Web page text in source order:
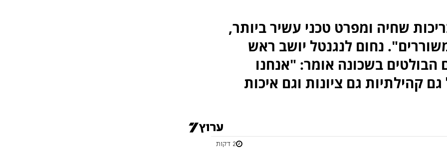
שחיה ומפרט טכני עשיר ביותר,
נחום לנגנטל יושב ראש
הבולטים בשכונה אומר: "אנחנו
קהילתיות גם ציונות וגם איכות
2 דקות